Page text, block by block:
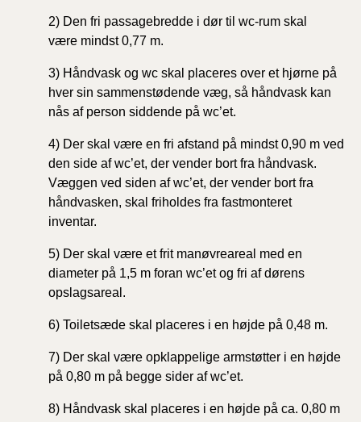
2) Den fri passagebredde i dør til wc-rum skal
være mindst 0,77 m.
3) Håndvask og wc skal placeres over et hjørne på
hver sin sammenstødende væg, så håndvask kan
nås af person siddende på wc’et.
4) Der skal være en fri afstand på mindst 0,90 m ved
den side af wc’et, der vender bort fra håndvask.
Væggen ved siden af wc’et, der vender bort fra
håndvasken, skal friholdes fra fastmonteret
inventar.
5) Der skal være et frit manøvreareal med en
diameter på 1,5 m foran wc’et og fri af dørens
opslagsareal.
6) Toiletsæde skal placeres i en højde på 0,48 m.
7) Der skal være opklappelige armstøtter i en højde
på 0,80 m på begge sider af wc’et.
8) Håndvask skal placeres i en højde på ca. 0,80 m